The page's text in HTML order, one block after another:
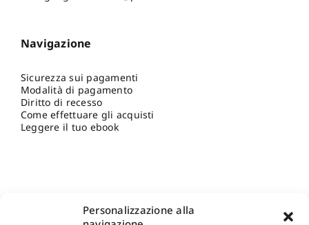
Personalizzazione alla
Navigazione
Sicurezza sui pagamenti
Modalità di pagamento
Diritto di recesso
Come effettuare gli acquisti
Leggere il tuo ebook